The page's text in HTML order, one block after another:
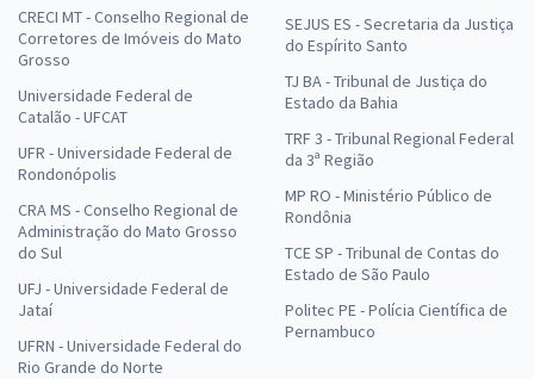
CRECI MT - Conselho Regional de
Corretores de Imóveis do Mato
Grosso
Universidade Federal de
Catalão - UFCAT
UFR - Universidade Federal de
Rondonópolis
CRA MS - Conselho Regional de
Administração do Mato Grosso
do Sul
UFJ - Universidade Federal de
Jataí
UFRN - Universidade Federal do
Rio Grande do Norte
SEJUS ES - Secretaria da Justiça
do Espírito Santo
TJ BA - Tribunal de Justiça do
Estado da Bahia
TRF 3 - Tribunal Regional Federal
da 3ª Região
MP RO - Ministério Público de
Rondônia
TCE SP - Tribunal de Contas do
Estado de São Paulo
Politec PE - Polícia Científica de
Pernambuco